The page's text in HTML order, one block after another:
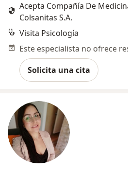
Acepta Compañía De
Colsanitas S.A.
Visita Psicología
Solicita una cita